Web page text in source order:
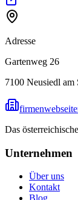
Adresse
Gartenweg 26
7100 Neusiedl am
Das
Unternehmen
Über uns
Kontakt